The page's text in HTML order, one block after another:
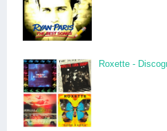
Roxette -